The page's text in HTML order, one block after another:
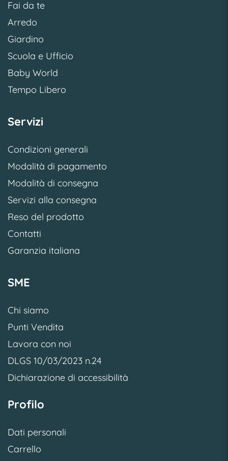
Fai da te
Arredo
Giardino
Scuola e Ufficio
Baby World
Tempo Libero
Servizi
Condizioni generali
Modalità di pagamento
Modalità di consegna
Servizi alla consegna
Reso del prodotto
Contatti
Garanzia italiana
SME
Chi siamo
Punti Vendita
Lavora con noi
DLGS 10/03/2023 n.24
Dichiarazione di accessibilità
Profilo
Dati personali
Carrello